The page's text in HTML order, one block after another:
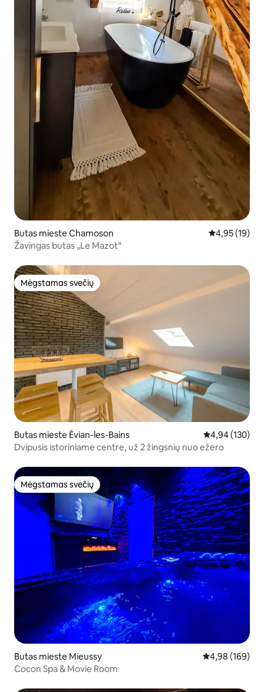
Butas mieste Chamoson Vidutinis
4,95 (19)
Žavingas butas „Le Mazot“
Mėgstamas svečių
Mėgstamas svečių
Butas mieste Évian-les-Bains Vidutinis
4,94 (130)
Dvipusis istoriniame centre, už 2 žingsnių nuo ežero
Mėgstamas svečių
Mėgstamas svečių
Butas mieste Mieussy Vidutinis
4,98 (169)
Cocon Spa & Movie Room